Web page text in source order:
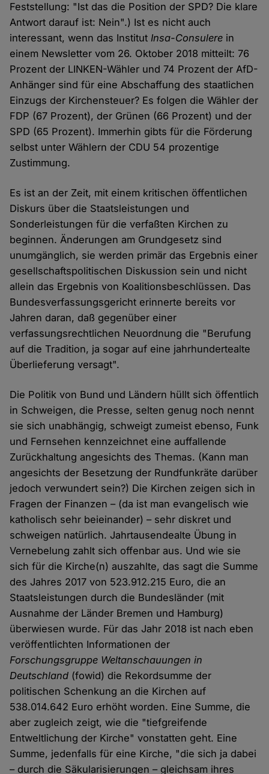
Feststellung: "Ist das die Position der SPD? Die klare
Antwort darauf ist: Nein".) Ist es nicht auch
interessant, wenn das InstitutInsa-Consulere in
einem Newsletter vom 26. Oktober 2018 mitteilt: 76
Prozent der LINKEN-Wähler und 74 Prozent der AfD-
Anhänger sind für eine Abschaffung des staatlichen
Einzugs der Kirchensteuer? Es folgen die Wähler der
FDP (67 Prozent), der Grünen (66 Prozent) und der
SPD (65 Prozent). Immerhin gibts für die Förderung
selbst unter Wählern der CDU 54 prozentige
Zustimmung.
Es ist an der Zeit, mit einem kritischen öffentlichen
Diskurs über die Staatsleistungen und
Sonderleistungen für die verfaßten Kirchen zu
beginnen. Änderungen am Grundgesetz sind
unumgänglich, sie werden primär das Ergebnis einer
gesellschaftspolitischen Diskussion sein und nicht
allein das Ergebnis von Koalitionsbeschlüssen. Das
Bundesverfassungsgericht erinnerte bereits vor
Jahren daran, daß gegenüber einer
verfassungsrechtlichen Neuordnung die "Berufung
auf die Tradition, ja sogar auf eine jahrhundertealte
Überlieferung versagt".
Die Politik von Bund und Ländern hüllt sich öffentlich
in Schweigen, die Presse, selten genug noch nennt
sie sich unabhängig, schweigt zumeist ebenso, Funk
und Fernsehen kennzeichnet eine auffallende
Zurückhaltung angesichts des Themas. (Kann man
angesichts der Besetzung der Rundfunkräte darüber
jedoch verwundert sein?) Die Kirchen zeigen sich in
Fragen der Finanzen – (da ist man evangelisch wie
katholisch sehr beieinander) – sehr diskret und
schweigen natürlich. Jahrtausendealte Übung in
Vernebelung zahlt sich offenbar aus. Und wie sie
sich für die Kirche(n) auszahlte, das sagt die Summe
des Jahres 2017 von 523.912.215 Euro, die an
Staatsleistungen durch die Bundesländer (mit
Ausnahme der Länder Bremen und Hamburg)
überwiesen wurde. Für das Jahr 2018 ist nach eben
veröffentlichten Informationen der
Forschungsgruppe Weltanschauungen in
Deutschland (fowid) die Rekordsumme der
politischen Schenkung an die Kirchen auf
538.014.642 Euro erhöht worden. Eine Summe, die
aber zugleich zeigt, wie die "tiefgreifende
Entweltlichung der Kirche" vonstatten geht. Eine
Summe, jedenfalls für eine Kirche, "die sich ja dabei
– durch die Säkularisierungen – gleichsam ihres